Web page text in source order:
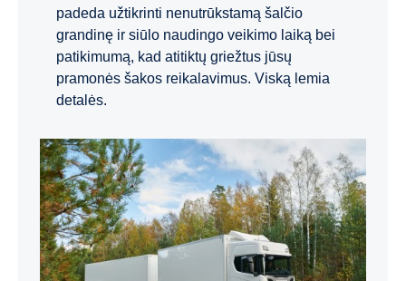
padeda užtikrinti nenutrūkstamą šalčio
grandinę ir siūlo naudingo veikimo laiką bei
patikimumą, kad atitiktų griežtus jūsų
pramonės šakos reikalavimus. Viską lemia
detalės.